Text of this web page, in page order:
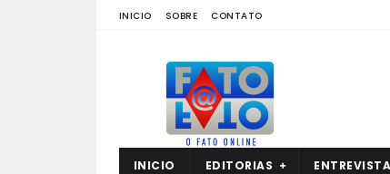
INICIO SOBRE CONTATO
INICIO EDITORIAS